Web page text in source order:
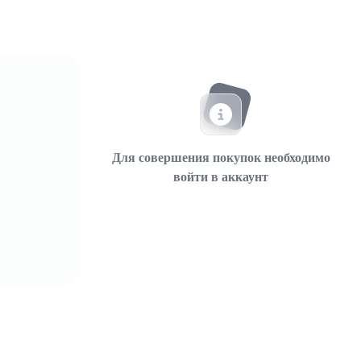
Для совершения покупок необходимо
войти в аккаунт